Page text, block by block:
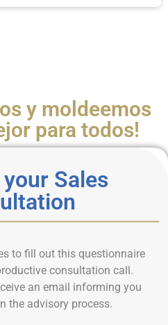
y moldeemos
para todos!
Sales
to fill out this questionnaire
consultation call.
an email informing you
the advisory process.